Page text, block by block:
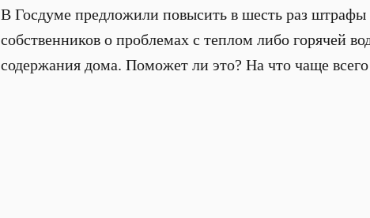
В Госдуме предложили повысить в шесть раз
собственников о проблемах с теплом либо горячей
содержания дома. Поможет ли это? На что чаще